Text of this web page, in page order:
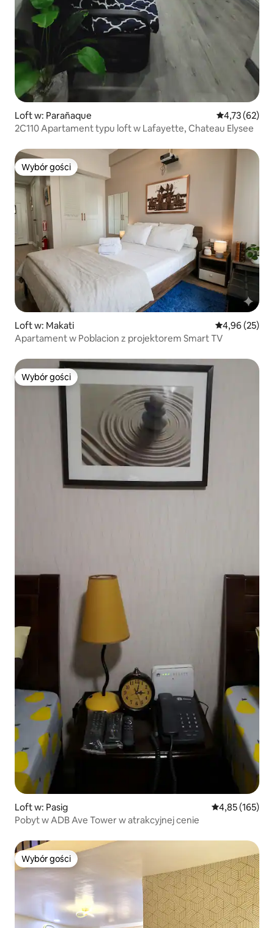
Loft w: Parañaque Średnia
4,73 (62)
2C110 Apartament typu loft w Lafayette, Chateau Elysee
Wybór gości
Wybór gości
Loft w: Makati Średnia
4,96 (25)
Apartament w Poblacion z projektorem Smart TV
Wybór gości
Wybór gości
Loft w: Pasig Średnia
4,85 (165)
Pobyt w ADB Ave Tower w atrakcyjnej cenie
Wybór gości
Wybór gości